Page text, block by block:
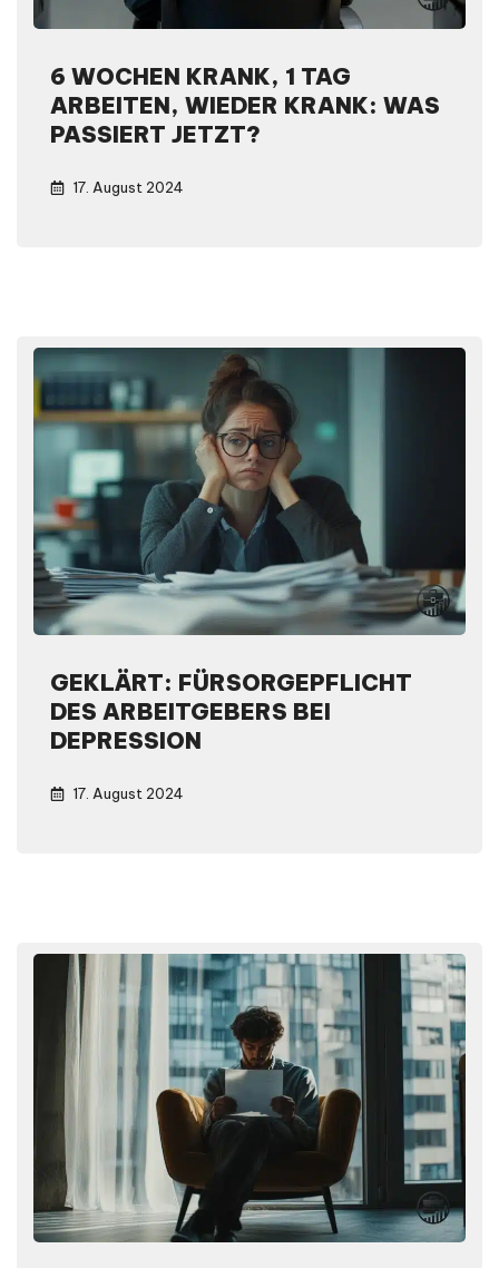
6 WOCHEN KRANK, 1 TAG
ARBEITEN, WIEDER KRANK: WAS
PASSIERT JETZT?
17. August 2024
GEKLÄRT: FÜRSORGEPFLICHT
DES ARBEITGEBERS BEI
DEPRESSION
17. August 2024